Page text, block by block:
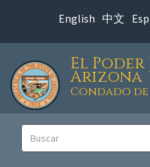
contenido
principal
English 中文
El
Arizona
Condado
Buscar
Navegación
principal